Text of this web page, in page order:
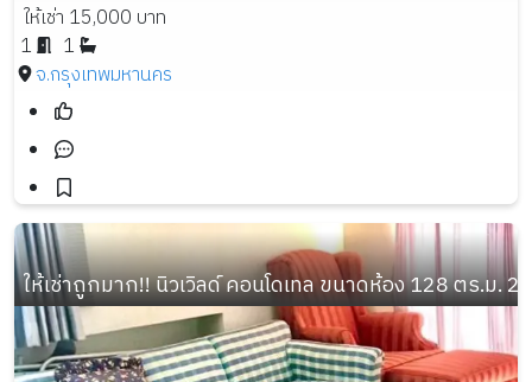
ให้เช่า 15,000 บาท
1
1
จ.กรุงเทพมหานคร
ให้เช่าถูกมาก!! นิวเวิลด์ คอนโดเทล ขนาดห้อง 128 ตร.ม.